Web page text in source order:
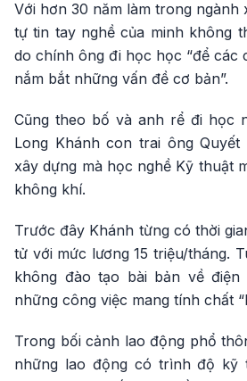
Với hơn 30 năm làm trong ngành
tự tin tay nghề của minh không
do chính ông đi học học “để các
nắm bắt những vấn đề cơ bản”.
Cũng theo bố và anh rể đi học
Long Khánh con trai ông
xây dựng mà học nghề Kỹ thuật
không khí.
Trước đây Khánh từng có thời
tử với mức lương 15 triệu/tháng.
không đào tạo bài bản về
những công việc mang tính chất
Trong bối cảnh lao động phổ
những lao động có trình độ kỹ